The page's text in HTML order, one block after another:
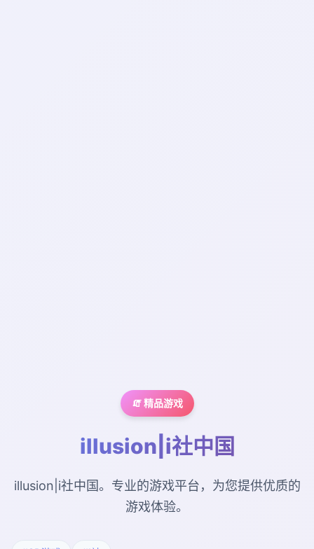
🧯 精品游戏
illusion|i社中国
illusion|i社中国。专业的游戏平台，为您提供优质的
游戏体验。